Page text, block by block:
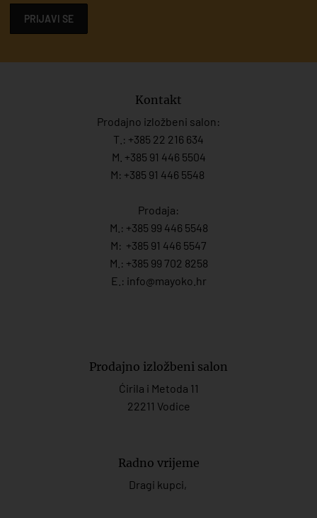
PRIJAVI SE
Kontakt
Prodajno izložbeni salon:
T.: +385 22 216 634
M. +385 91 446 5504
M: +385 91 446 5548
Prodaja:
M.: +385 99 446 5548
M: +385 91 446 5547
M.: +385 99 702 8258
E.: info@mayoko. hr
Prodajno izložbeni salon
Ćirila i Metoda 11
22211 Vodice
Radno vrijeme
Dragi kupci,